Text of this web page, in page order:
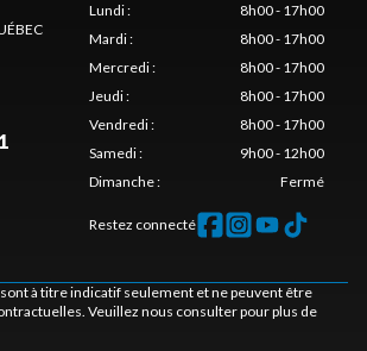
Lundi:
8h00 - 17h00
Mardi:
8h00 - 17h00
Mercredi:
8h00 - 17h00
Jeudi:
8h00 - 17h00
Vendredi:
8h00 - 17h00
Samedi:
9h00 - 12h00
Dimanche: Fermé
Restez connecté
à titre indicatif seulement et ne peuvent être
Veuillez nous consulter pour plus de